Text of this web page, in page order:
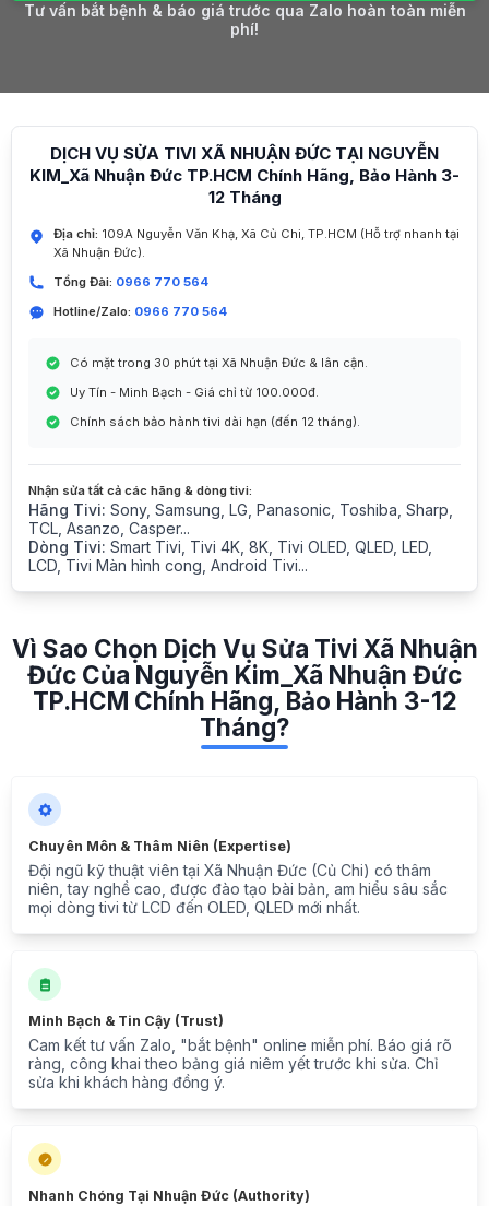
Tư vấn bắt bệnh & báo giá trước qua Zalo hoàn toàn miễn
phí!
DỊCH VỤ SỬA TIVI XÃ NHUẬN ĐỨC TẠI NGUYỄN
KIM_Xã Nhuận Đức TP.HCM Chính Hãng, Bảo Hành 3-
12 Tháng
Địa chỉ: 109A Nguyễn Văn Khạ, Xã Củ Chi, TP.HCM (Hỗ trợ nhanh tại
Xã Nhuận Đức).
Tổng Đài: 0966 770 564
Hotline/Zalo: 0966 770 564
Có mặt trong 30 phút tại Xã Nhuận Đức & lân cận.
Uy Tín - Minh Bạch - Giá chỉ từ 100.000đ.
Chính sách bảo hành tivi dài hạn (đến 12 tháng).
Nhận sửa tất cả các hãng & dòng tivi:
Hãng Tivi: Sony, Samsung, LG, Panasonic, Toshiba, Sharp,
TCL, Asanzo, Casper...
Dòng Tivi: Smart Tivi, Tivi 4K, 8K, Tivi OLED, QLED, LED,
LCD, Tivi Màn hình cong, Android Tivi...
Vì Sao Chọn Dịch Vụ Sửa Tivi Xã Nhuận
Đức Của Nguyễn Kim_Xã Nhuận Đức
TP.HCM Chính Hãng, Bảo Hành 3-12
Tháng?
Chuyên Môn & Thâm Niên (Expertise)
Đội ngũ kỹ thuật viên tại Xã Nhuận Đức (Củ Chi) có thâm
niên, tay nghề cao, được đào tạo bài bản, am hiểu sâu sắc
mọi dòng tivi từ LCD đến OLED, QLED mới nhất.
Minh Bạch & Tin Cậy (Trust)
Cam kết tư vấn Zalo, "bắt bệnh" online miễn phí. Báo giá rõ
ràng, công khai theo bảng giá niêm yết trước khi sửa. Chỉ
sửa khi khách hàng đồng ý.
Nhanh Chóng Tại Nhuận Đức (Authority)